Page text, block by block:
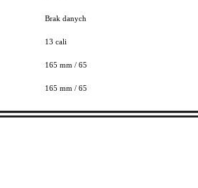
Brak danych
13 cali
165 mm / 65
165 mm / 65